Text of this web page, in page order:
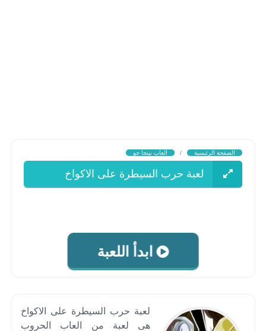
الصفحة الرئيسية / العاب نينجا جو
لعبة حرب السيطرة على الاكواخ
ابدأ اللعبة
لعبة حرب السيطرة على الاكواخ
هى لعبة من العاب الحروب